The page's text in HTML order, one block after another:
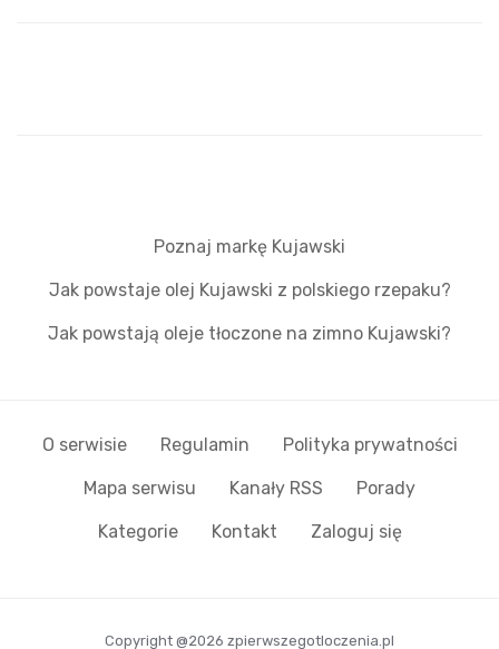
Poznaj markę Kujawski
Jak powstaje olej Kujawski z polskiego rzepaku?
Jak powstają oleje tłoczone na zimno Kujawski?
O serwisie Regulamin Polityka prywatności
Mapa serwisu Kanały RSS Porady
Kategorie Kontakt Zaloguj się
Copyright @2026 zpierwszegotloczenia.pl